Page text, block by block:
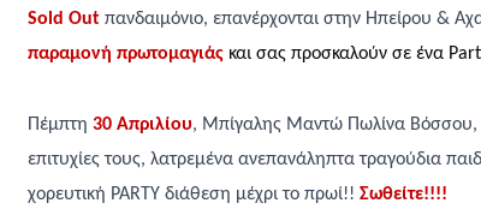
Sold Outπανδαιμόνιο, επανέρχονται στην Ηπείρου &
παραμονή πρωτομαγιάςκαι σας προσκαλούν σε ένα
Πέμπτη 30 Απριλίου, Μπίγαλης Μαντώ Πωλίνα Βόσσου,
επιτυχίες τους, λατρεμένα ανεπανάληπτα τραγούδια
χορευτική PARTY διάθεση μέχρι το πρωί!! Σωθείτε!!!!